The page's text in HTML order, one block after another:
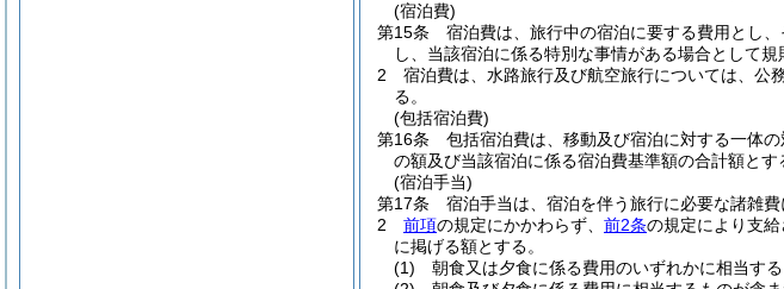
(宿泊費)
第15条
宿泊費は、旅行中の宿泊に要する費用とし
し、当該宿泊に係る特別な事情がある場合として
2
宿泊費は、水路旅行及び航空旅行については、公
る。
(包括宿泊費)
第16条
包括宿泊費は、移動及び宿泊に対する一体
の額及び当該宿泊に係る宿泊費基準額の合計額とす
(宿泊手当)
第17条
宿泊手当は、宿泊を伴う旅行に必要な諸雑
2
前項の規定にかかわらず、 前2条の規定により支
に掲げる額とする。
(1)
朝食又は夕食に係る費用のいずれかに相当す